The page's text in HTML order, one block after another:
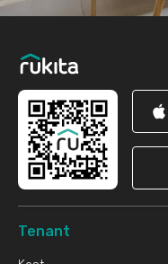
Tenant